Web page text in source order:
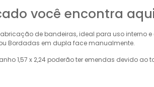
você encontra
de bandeiras, ideal para uso interno
Bordadas em dupla face manualmente.
1,57 x 2,24 poderão ter emendas devido ao